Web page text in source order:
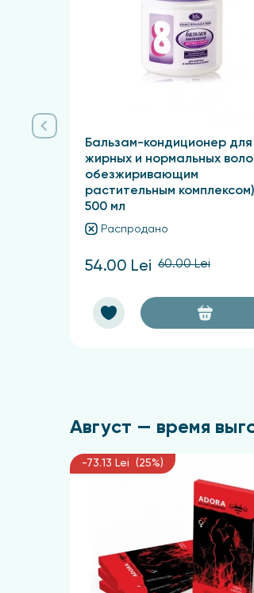
Бальзам-кондиционер для
жирных и нормальных
обезжиривающим
растительным комплексом)
500 мл
Распродано
54.00 Lei 60.00 Lei
Август — время
-73.13 Lei (25%)